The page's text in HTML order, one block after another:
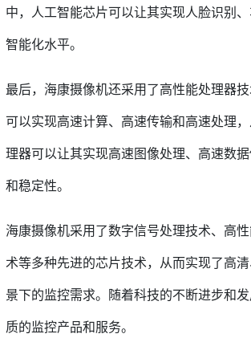
中，人工智能芯片可以让其实现人脸识别
智能化水平。
最后，海康摄像机还采用了高性能处理器
可以实现高速计算、高速传输和高速处理
理器可以让其实现高速图像处理、高速数
和稳定性。
海康摄像机采用了数字信号处理技术、高
术等多种先进的芯片技术，从而实现了高
景下的监控需求。随着科技的不断进步和
质的监控产品和服务。